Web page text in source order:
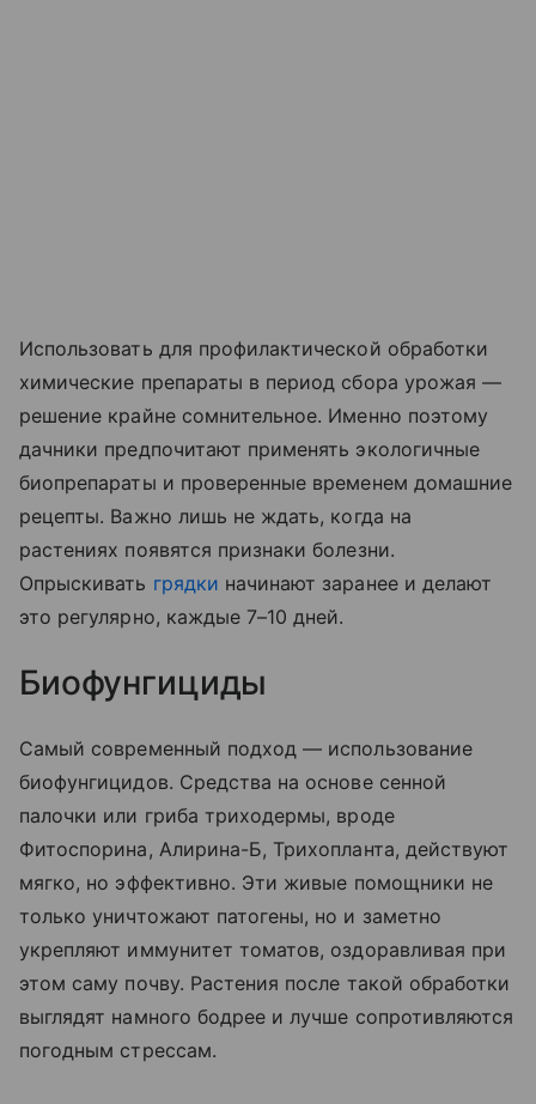
Использовать для профилактической обработки
химические препараты в период сбора урожая —
решение крайне сомнительное. Именно поэтому
дачники предпочитают применять экологичные
биопрепараты и проверенные временем домашние
рецепты. Важно лишь не ждать, когда на
растениях появятся признаки болезни.
Опрыскивать грядки начинают заранее и делают
это регулярно, каждые 7–10 дней.
Биофунгициды
Самый современный подход — использование
биофунгицидов. Средства на основе сенной
палочки или гриба триходермы, вроде
Фитоспорина, Алирина-Б, Трихопланта, действуют
мягко, но эффективно. Эти живые помощники не
только уничтожают патогены, но и заметно
укрепляют иммунитет томатов, оздоравливая при
этом саму почву. Растения после такой обработки
выглядят намного бодрее и лучше сопротивляются
погодным стрессам.